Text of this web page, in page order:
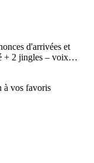
d'arrivées et
+ 2 jingles – voix…